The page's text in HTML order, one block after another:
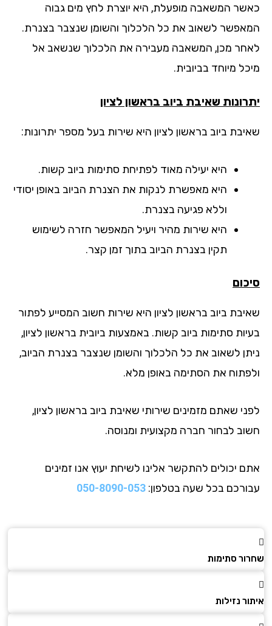
המשאבה מופעלת, היא יוצרת לחץ מים גבוה
לשאוב את כל הלכלוך והשומן שנצבר בצנרת.
מכן, המשאבה מעבירה את הלכלוך שנשאב אל
מיוחד בביובית.
שאיבת ביוב בראשון לציון
ביוב בראשון לציון היא שירות בעל מספר יתרונות:
היא יעילה מאוד לפתיחת סתימות ביוב קשות.
היא מאפשרת לנקות את הצנרת הביוב באופן יסודי
וללא פגיעה בצנרת.
היא שירות מהיר ויעיל המאפשר חזרה לשימוש
תקין בצנרת הביוב בתוך זמן קצר.
ביוב בראשון לציון היא שירות חשוב המסייע לפתור
סתימות ביוב קשות. באמצעות ביובית בראשון לציון,
לשאוב את כל הלכלוך והשומן שנצבר בצנרת הביוב,
את הסתימה באופן מלא.
שאתם מזמינים שירותי שאיבת ביוב בראשון לציון,
לבחור חברה מקצועית ומנוסה.
יכולים להתקשר אלינו לשיחת יעוץ אנו זמינים
בכל שעה בטלפון:050-8090-053
סתימות
נזילות